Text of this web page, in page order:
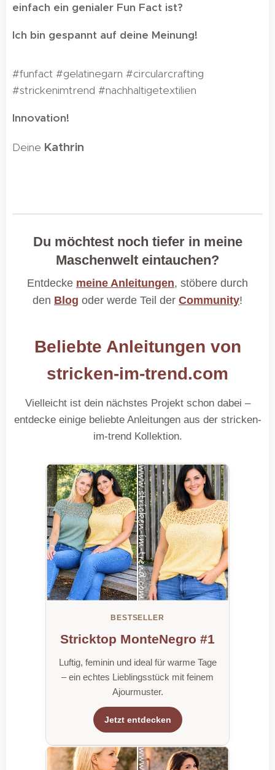
einfach ein genialer Fun Fact ist?
Ich bin gespannt auf deine Meinung!
#funfact #gelatinegarn #circularcrafting
#strickenimtrend #nachhaltigetextilien
Innovation!
Deine Kathrin
Du möchtest noch tiefer in meine
Maschenwelt eintauchen?
Entdecke meine Anleitungen, stöbere durch
den Blog oder werde Teil der Community!
Beliebte Anleitungen von
stricken-im-trend.com
Vielleicht ist dein nächstes Projekt schon dabei –
entdecke einige beliebte Anleitungen aus der stricken-
im-trend Kollektion.
BESTSELLER
Stricktop MonteNegro #1
Luftig, feminin und ideal für warme Tage
– ein echtes Lieblingsstück mit feinem
Ajourmuster.
Jetzt entdecken